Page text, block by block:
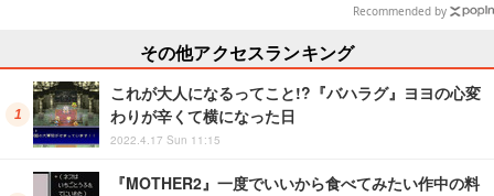
Recommended by
その他アクセスランキング
これが大人になるってこと!?『バハラグ』ヨヨの心変
わりが辛くて横になった日
2022.4.17 Sun 11:15
『MOTHER2』一度でいいから食べてみたい作中の料